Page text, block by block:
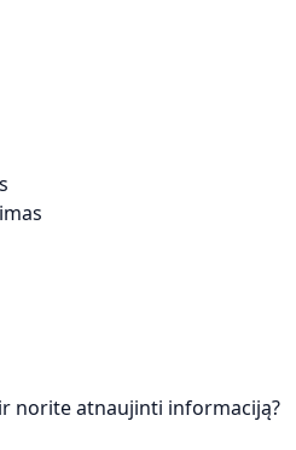
norite atnaujinti informaciją?